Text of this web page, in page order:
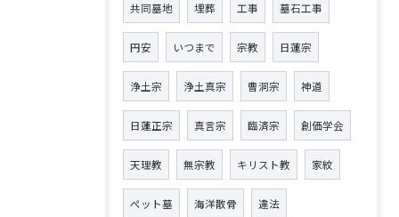
共同墓地 埋葬 工事 墓石工事
円安 いつまで 宗教 日蓮宗
浄土宗 浄土真宗 曹洞宗 神道
日蓮正宗 真言宗 臨済宗 創価学会
天理教 無宗教 キリスト教 家紋
ペット墓 海洋散骨 違法